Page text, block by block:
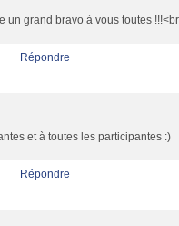
un grand bravo à vous toutes
Répondre
et à toutes les participantes :)
Répondre